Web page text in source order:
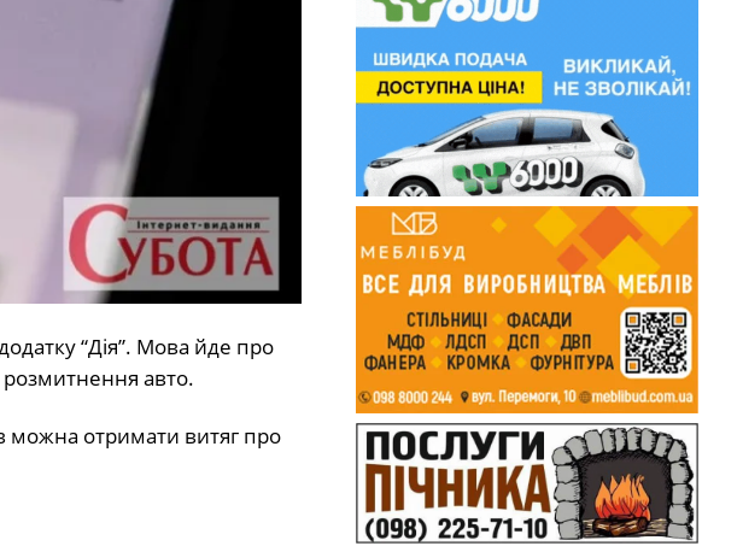
“Дія”. Мова йде про
розмитнення авто.
можна отримати витяг про